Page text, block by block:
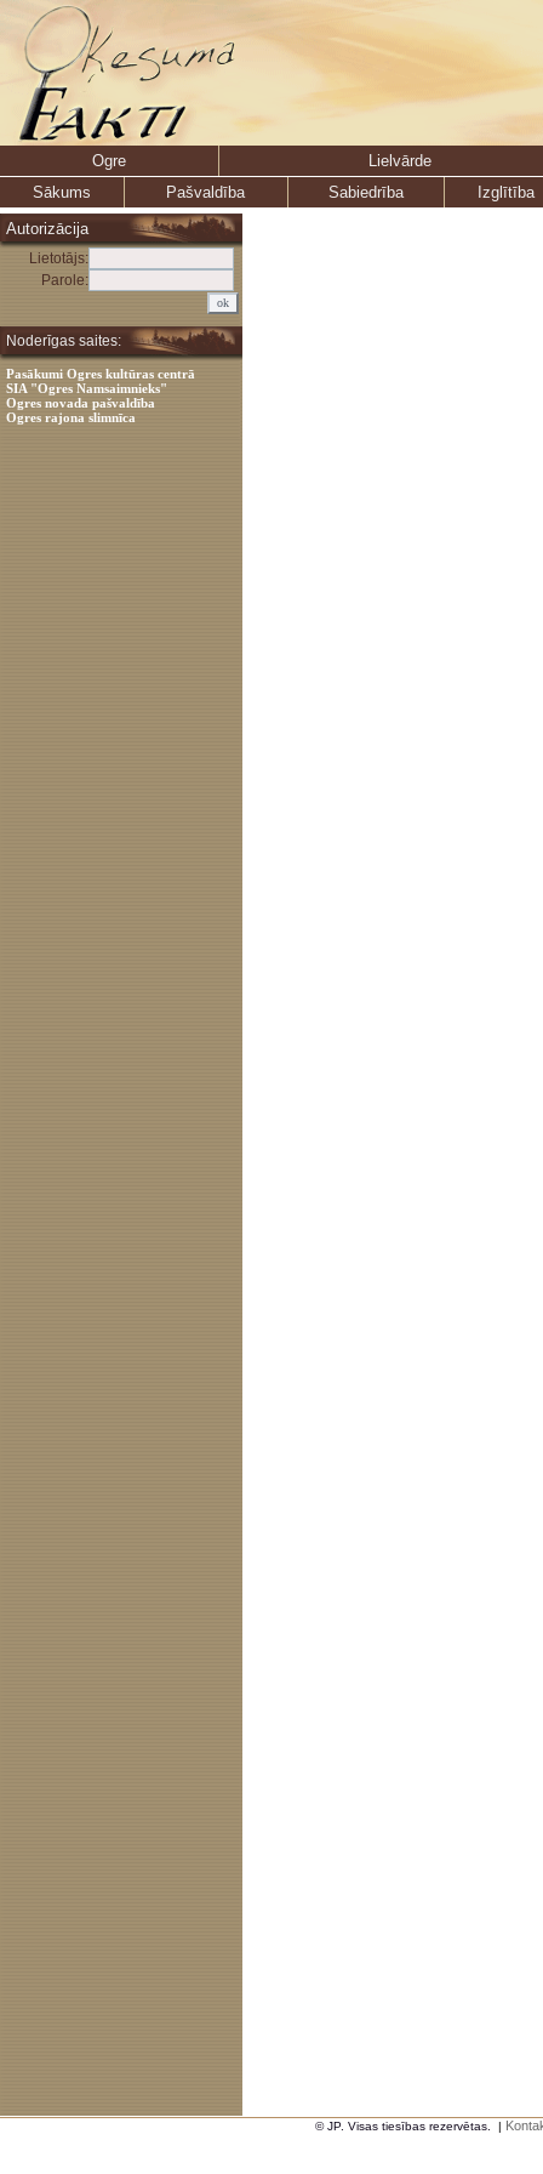
Ogre
Lielvārde
Sākums
Pašvaldība Sabiedrība
Izglītība
Autorizācija
Lietotājs:
Parole:
Noderīgas saites:
Pasākumi Ogres kultūras centrā
SIA "Ogres Namsaimnieks"
Ogres novada pašvaldība
Ogres rajona slimnīca
© JP. Visas tiesības rezervētas. |